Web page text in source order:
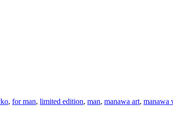
, for man, limited edition, man, manawa art, manawa